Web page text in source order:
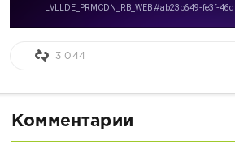
3 044
Комментарии